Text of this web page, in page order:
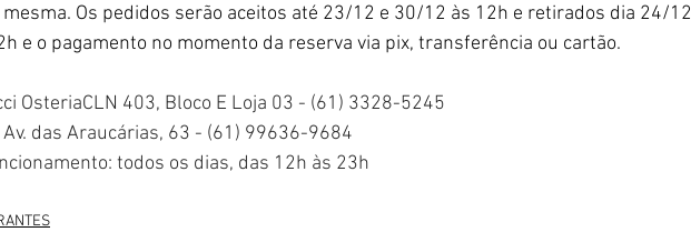
Os pedidos serão aceitos até 23/12 e 30/12 às 12h e retirados dia 24/12
e o pagamento no momento da reserva via pix, transferência ou cartão.
OsteriaCLN 403, Bloco E Loja 03 - (61) 3328-5245
das Araucárias, 63 - (61) 99636-9684
todos os dias, das 12h às 23h